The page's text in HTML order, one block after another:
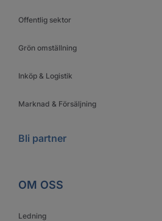
Offentlig sektor
Grön omställning
Inköp & Logistik
Marknad & Försäljning
Bli partner
OM OSS
Ledning